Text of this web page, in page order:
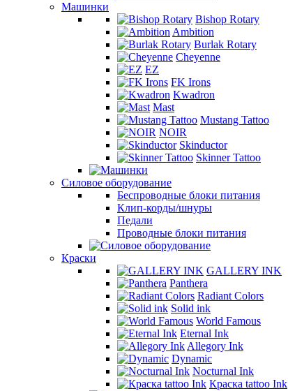
Машинки
Bishop Rotary
Ambition
Burlak Rotary
Cheyenne
EZ
FK Irons
Kwadron
Mast
Mustang Tattoo
NOIR
Skinductor
Skinner Tattoo
Силовое оборудование
Беспроводные блоки питания
Клип-корды/шнуры
Педали
Проводные блоки питания
Краски
GALLERY INK
Panthera
Radiant Colors
Solid ink
World Famous
Eternal Ink
Allegory Ink
Dynamic
Nocturnal Ink
Краска tattoo Ink